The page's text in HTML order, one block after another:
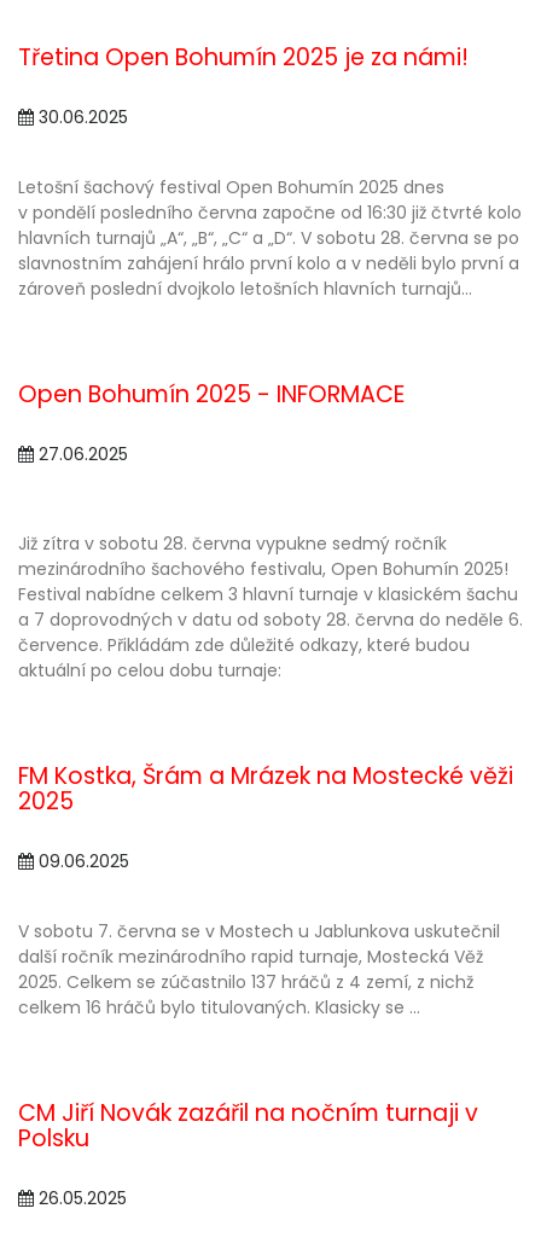
Třetina Open Bohumín 2025 je za námi!
30.06.2025
Letošní šachový festival Open Bohumín 2025 dnes
v pondělí posledního června započne od 16:30 již čtvrté kolo
hlavních turnajů „A“, „B“, „C“ a „D“. V sobotu 28. června se po
slavnostním zahájení hrálo první kolo a v neděli bylo první a
zároveň poslední dvojkolo letošních hlavních turnajů...
Open Bohumín 2025 - INFORMACE
27.06.2025
Již zítra v sobotu 28. června vypukne sedmý ročník
mezinárodního šachového festivalu, Open Bohumín 2025!
Festival nabídne celkem 3 hlavní turnaje v klasickém šachu
a 7 doprovodných v datu od soboty 28. června do neděle 6.
července. Přikládám zde důležité odkazy, které budou
aktuální po celou dobu turnaje:
FM Kostka, Šrám a Mrázek na Mostecké věži
2025
09.06.2025
V sobotu 7. června se v Mostech u Jablunkova uskutečnil
další ročník mezinárodního rapid turnaje, Mostecká Věž
2025. Celkem se zúčastnilo 137 hráčů z 4 zemí, z nichž
celkem 16 hráčů bylo titulovaných. Klasicky se ...
CM Jiří Novák zazářil na nočním turnaji v
Polsku
26.05.2025